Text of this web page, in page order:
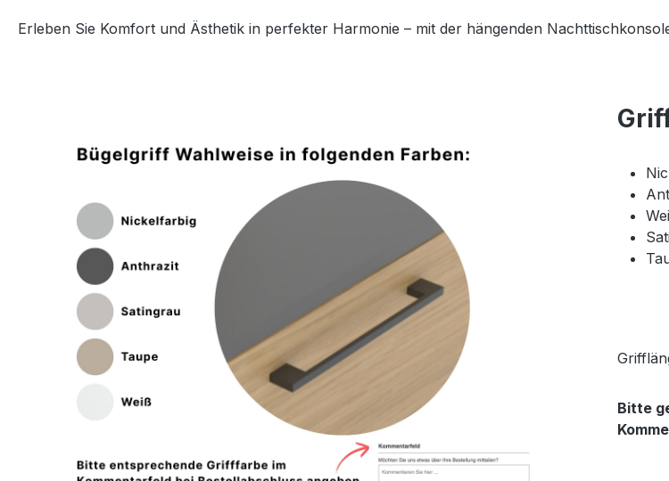
Erleben Sie Komfort und Ästhetik in perfekter Harmonie – mit der hängenden
Bitte